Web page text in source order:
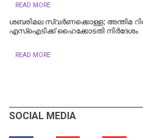
READ MORE
ശബരിമല സ്വര്‍ണക്കൊള്ള; അന്തിമ
എസ്‌ഐടിക്ക് ഹൈക്കോടതി നിര്‍ദേശം
READ MORE
SOCIAL MEDIA